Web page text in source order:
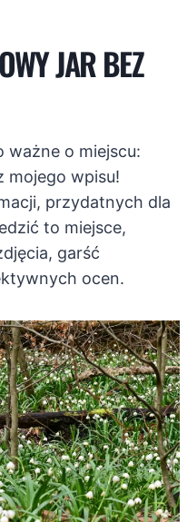
JAR BEZ
ważne o miejscu:
mojego wpisu!
przydatnych dla
to miejsce,
garść
ocen.